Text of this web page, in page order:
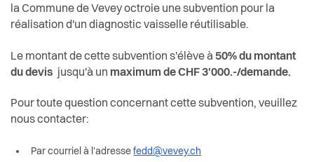
la Commune de Vevey octroie une subvention pour la
réalisation d'un diagnostic vaisselle réutilisable.
Le montant de cette subvention s'élève à 50% du montant
du devis jusqu'à un maximum de CHF 3'000.-/demande.
Pour toute question concernant cette subvention, veuillez
nous contacter:
Par courriel à l'adressefedd@vevey.ch